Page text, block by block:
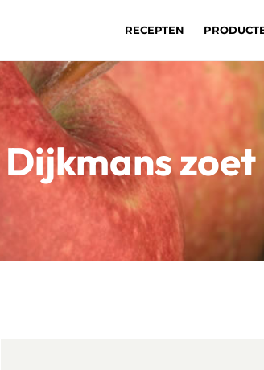
RECEPTEN
Dijkmans zoet